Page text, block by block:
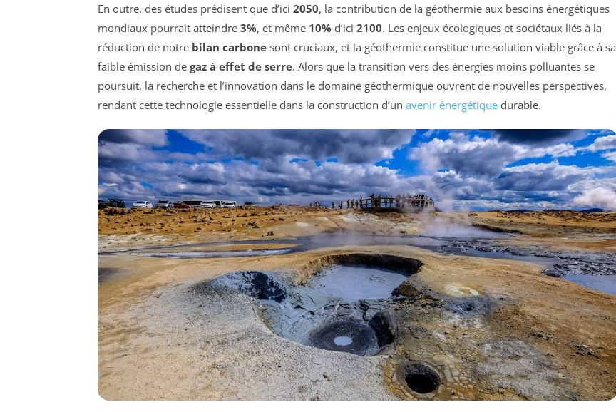
En outre, des études prédisent que d’ici 2050, la contribution de la géothermie aux besoins énergétiques
mondiaux pourrait atteindre 3%, et même 10% d’ici 2100. Les enjeux écologiques et sociétaux liés à la
réduction de notre bilan carbone sont cruciaux, et la géothermie constitue une solution viable grâce à sa
faible émission de gaz à effet de serre. Alors que la transition vers des énergies moins polluantes se
poursuit, la recherche et l’innovation dans le domaine géothermique ouvrent de nouvelles perspectives,
rendant cette technologie essentielle dans la construction d’un avenir énergétique durable.